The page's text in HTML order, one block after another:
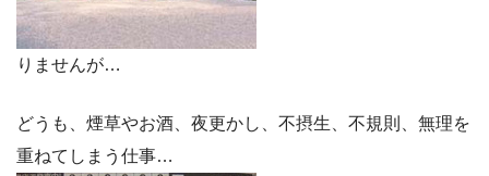
りませんが…
どうも、 煙草やお酒、夜更かし、不摂生、不規則、無理を
重ねてしまう仕事…